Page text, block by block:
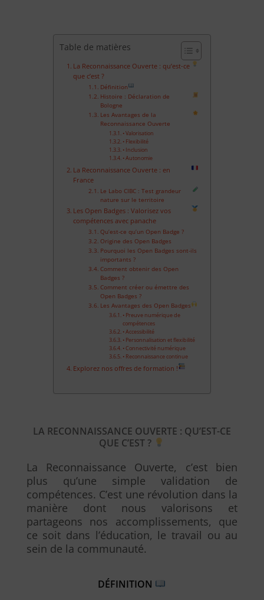
Table de matières
La Reconnaissance Ouverte : qu’est-ce
que c’est ?
Définition
Histoire : Déclaration de
Bologne
Les Avantages de la
Reconnaissance Ouverte
• Valorisation
• Flexibilité
• Inclusion
• Autonomie
La Reconnaissance Ouverte : en
France
Le Labo CIBC : Test grandeur
nature sur le territoire
Les Open Badges : Valorisez vos
compétences avec panache
Qu’est-ce qu’un Open Badge ?
Origine des Open Badges
Pourquoi les Open Badges sont-ils
importants ?
Comment obtenir des Open
Badges ?
Comment créer ou émettre des
Open Badges ?
Les Avantages des Open Badges
• Preuve numérique de
compétences
• Accessibilité
• Personnalisation et flexibilité
• Connectivité numérique
• Reconnaissance continue
Explorez nos offres de formation !
LA RECONNAISSANCE OUVERTE : QU’EST-CE
QUE C’EST ?
La Reconnaissance Ouverte, c’est bien
plus qu’une simple validation de
compétences. C’est une révolution dans la
manière dont nous valorisons et
partageons nos accomplissements, que
ce soit dans l’éducation, le travail ou au
sein de la communauté.
DÉFINITION